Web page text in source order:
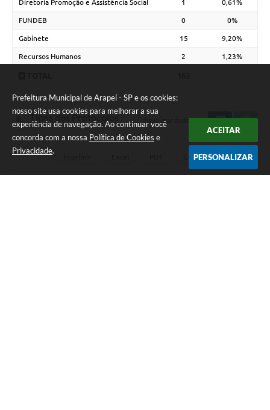
Prefeitura Municipal de Arapeí - SP e os cookies:
nosso site usa cookies para melhorar a sua
experiência de navegação. Ao continuar você
concorda com a nossa Política de Cookies e
Privacidade.
ACEITAR
PERSONALIZAR
Diretoria Promoção e Assistência Social 1 0,61%
FUNDEB 0 0%
Gabinete 15 9,20%
Recursos Humanos 2 1,23%
Tipos dos Protocolos Visualizar dados em:
Copiar